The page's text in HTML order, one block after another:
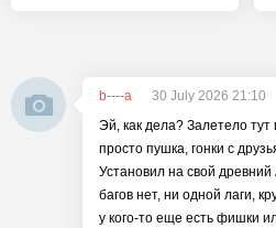
b----a
30 July 2026 21:10
Эй, как дела? Залетело
просто пушка, гонки с
Установил на свой
багов нет, ни одной лаги,
у кого-то еще есть фишки